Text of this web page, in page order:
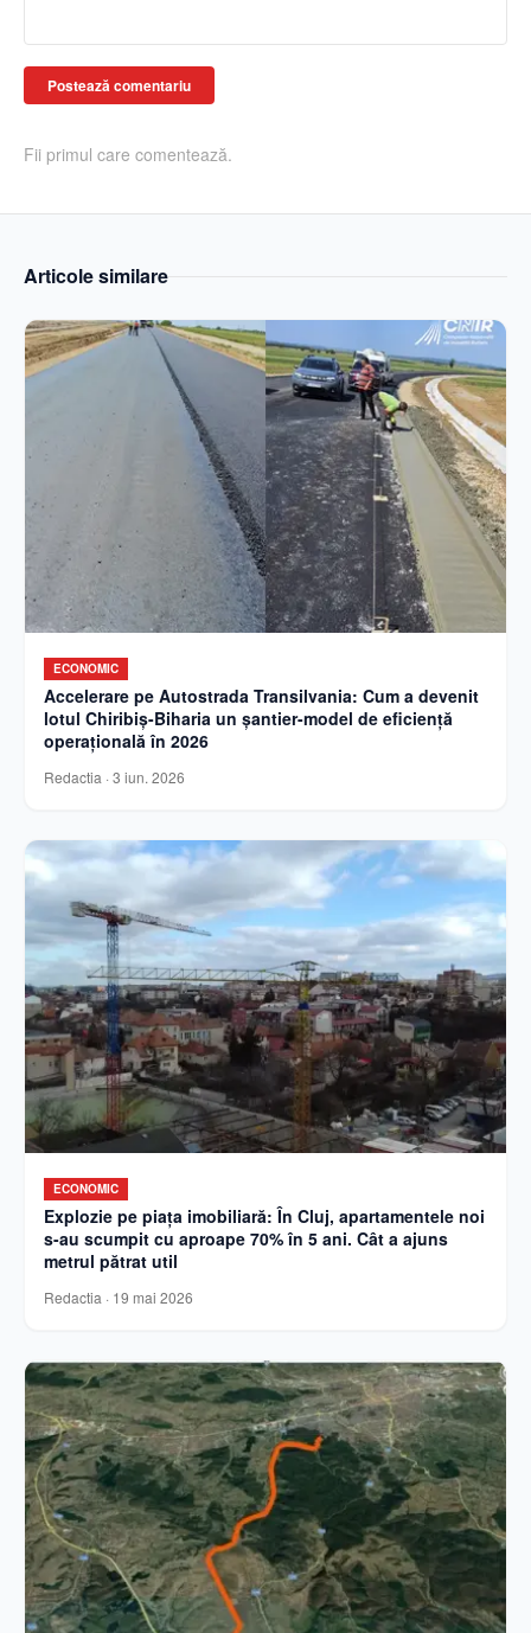
Postează comentariu
Fii primul care comentează.
Articole similare
ECONOMIC
Accelerare pe Autostrada Transilvania: Cum a devenit
lotul Chiribiș-Biharia un șantier-model de eficiență
operațională în 2026
Redactia · 3 iun. 2026
ECONOMIC
Explozie pe piața imobiliară: În Cluj, apartamentele noi
s-au scumpit cu aproape 70% în 5 ani. Cât a ajuns
metrul pătrat util
Redactia · 19 mai 2026